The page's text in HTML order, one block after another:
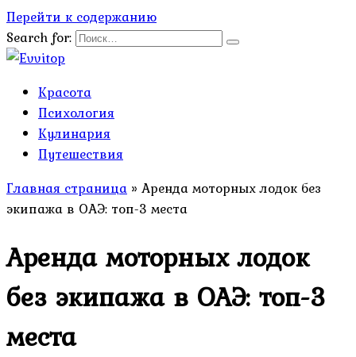
Перейти к содержанию
Search for:
Красота
Психология
Кулинария
Путешествия
Главная страница » Аренда моторных лодок без
экипажа в ОАЭ: топ-3 места
Аренда моторных лодок
без экипажа в ОАЭ: топ-3
места